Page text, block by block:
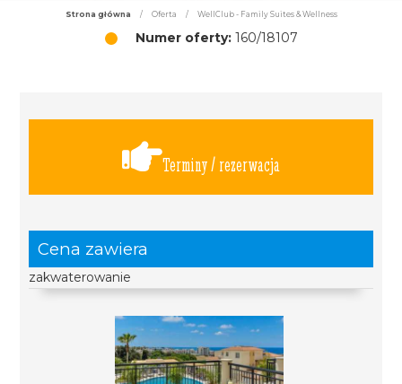
Strona główna / Oferta / WellClub - Family Suites & Wellness
Numer oferty:160/18107
Terminy / rezerwacja
Cena zawiera
zakwaterowanie